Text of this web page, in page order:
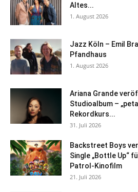
Altes...
1. August 2026
Jazz Köln – Emil
Pfandhaus
1. August 2026
Ariana Grande
Studioalbum –
Rekordkurs...
31. Juli 2026
Backstreet Boys
Single „Bottle Up“
Patrol-Kinofilm
21. Juli 2026